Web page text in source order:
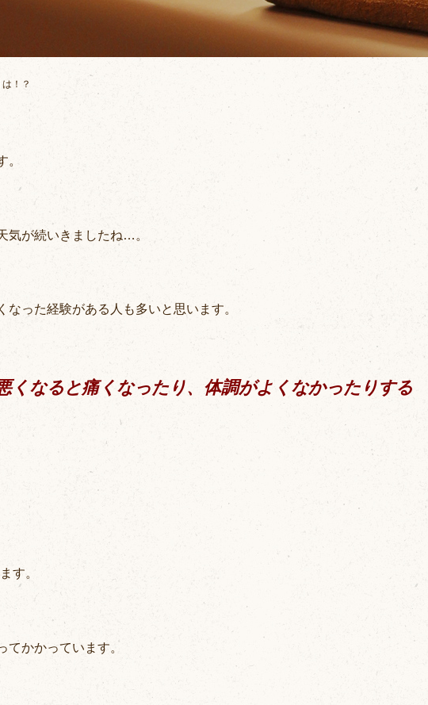
！？
。
気が続いきましたね…。
った経験がある人も多いと思います。
くなると痛くなったり、体調がよくなかったりする
す。
かかっています。